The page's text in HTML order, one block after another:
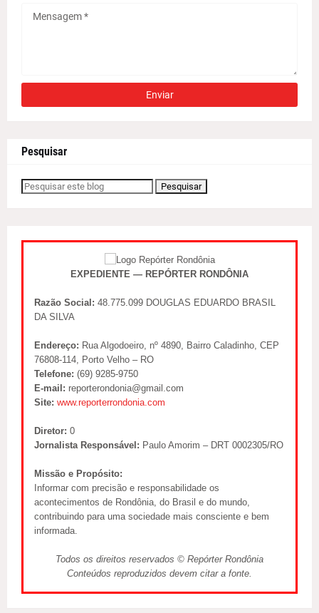
Pesquisar
EXPEDIENTE — REPÓRTER RONDÔNIA
Razão Social: 48.775.099 DOUGLAS EDUARDO BRASIL
DA SILVA
Endereço: Rua Algodoeiro, nº 4890, Bairro Caladinho, CEP
76808-114, Porto Velho – RO
Telefone: (69) 9285-9750
E-mail: reporterondonia@gmail.com
Site: www.reporterrondonia.com
Diretor: 0
Jornalista Responsável: Paulo Amorim – DRT 0002305/RO
Missão e Propósito:
Informar com precisão e responsabilidade os
acontecimentos de Rondônia, do Brasil e do mundo,
contribuindo para uma sociedade mais consciente e bem
informada.
Todos os direitos reservados © Repórter Rondônia
Conteúdos reproduzidos devem citar a fonte.